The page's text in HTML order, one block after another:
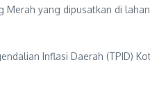
yang dipusatkan di
Inflasi Daerah (TPID)